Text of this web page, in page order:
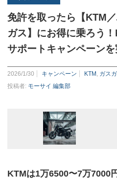
免許を取ったら【KTM
ガス】にお得に乗ろう
サポートキャンペーン
2026/1/30 キャンペーン KTM ガス
投稿者: モーサイ 編集部
KTMは1万6500〜7万7000